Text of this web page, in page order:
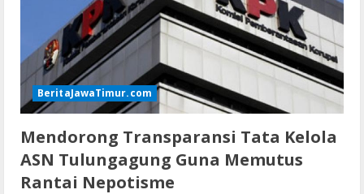
BeritaJawaTimur.com
Mendorong Transparansi Tata Kelola
ASN Tulungagung Guna Memutus
Rantai Nepotisme